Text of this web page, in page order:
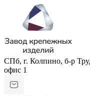
СПб, г. Колпино, б-р
офис 1